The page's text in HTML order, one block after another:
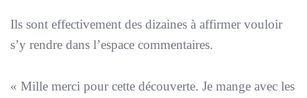
Ils sont effectivement des dizaines à affirmer vouloir
s’y rendre dans l’espace commentaires.
« Mille merci pour cette découverte. Je mange avec les